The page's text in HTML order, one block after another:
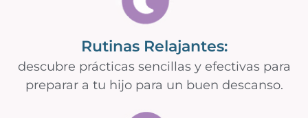
Rutinas Relajantes:
descubre prácticas sencillas y efectivas para
preparar a tu hijo para un buen descanso.